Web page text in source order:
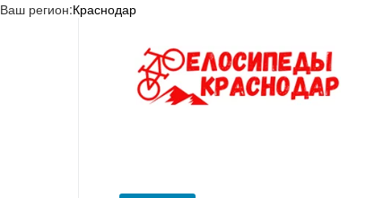
Ваш регион:Краснодар